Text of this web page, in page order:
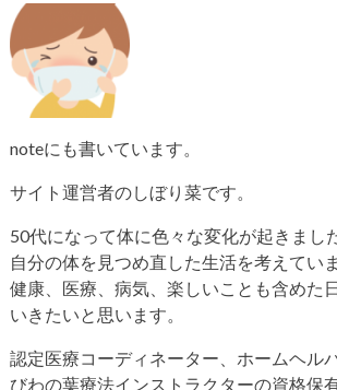
noteにも書いています。
サイト運営者のしぼり菜です。
50代になって体に色々な変化が起きまし
自分の体を見つめ直した生活を考えていま
健康、医療、病気、楽しいことも含めた
いきたいと思います。
認定医療コーディネーター、ホームヘル
びわの葉療法インストラクターの資格保